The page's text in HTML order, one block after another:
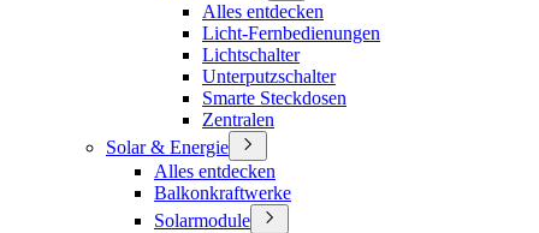
Alles entdecken
Licht-Fernbedienungen
Lichtschalter
Unterputzschalter
Smarte Steckdosen
Zentralen
Solar & Energie
Alles entdecken
Balkonkraftwerke
Solarmodule